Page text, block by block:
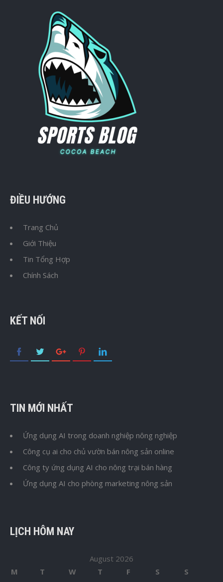
ĐIỀU HƯỚNG
Trang Chủ
Giới Thiệu
Tin Tổng Hợp
Chính Sách
KẾT NỐI
TIN MỚI NHẤT
Ứng dụng AI trong doanh nghiệp nông nghiệp
Công cụ ai cho chủ vườn bán nông sản online
Công ty ứng dụng AI cho nông trại bán hàng
Ứng dụng AI cho phòng marketing nông sản
LỊCH HÔM NAY
August 2026
M
T W T F S
S